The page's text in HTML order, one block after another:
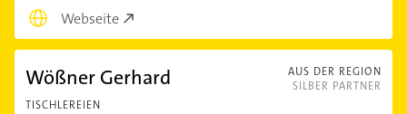
Webseite
AUS DER REGION
SILBER PARTNER
Wößner Gerhard
TISCHLEREIEN